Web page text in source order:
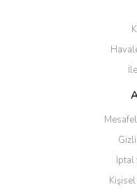
Ürün resmi kalitesiz,
Ürün açıklamasında
Ürün bilgilerinde
Ürün fiyatı diğer
İptal